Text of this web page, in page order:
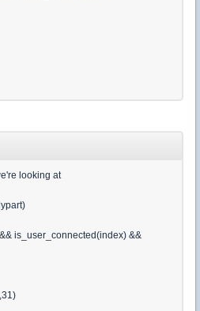
looking at
is_user_connected(index) &&